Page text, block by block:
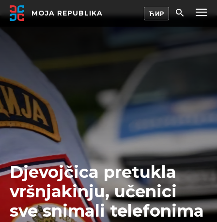
MOJA REPUBLIKA
Djevojčica pretukla
vršnjakinju, učenici
sve snimali telefonima